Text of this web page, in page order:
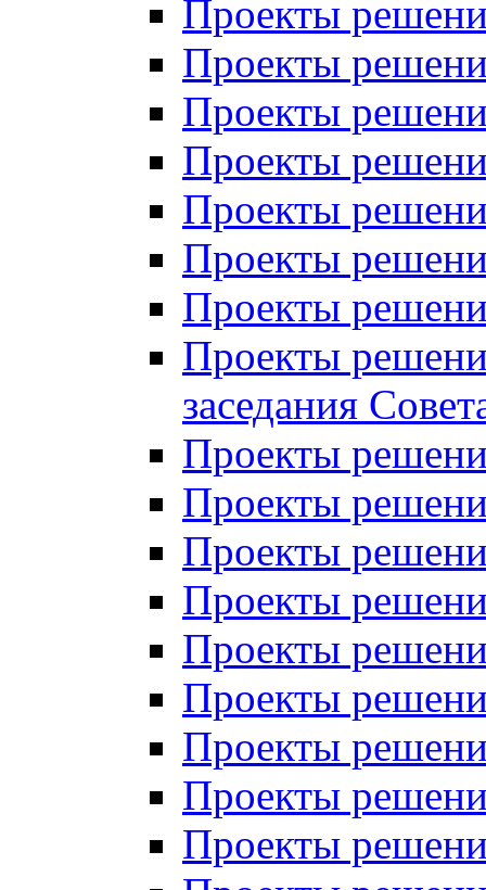
Проекты
Проекты
Проекты
Проекты
Проекты
Проекты
Проекты
Проекты
заседания
Проекты
Проекты
Проекты
Проекты
Проекты
Проекты
Проекты
Проекты
Проекты